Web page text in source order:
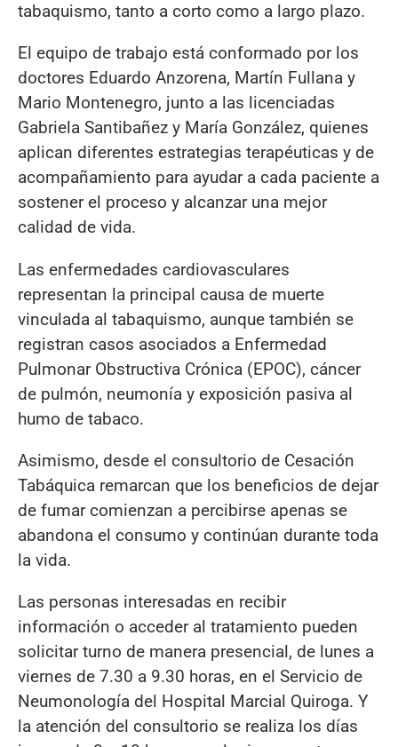
tabaquismo, tanto a corto como a largo plazo.
El equipo de trabajo está conformado por los
doctores Eduardo Anzorena, Martín Fullana y
Mario Montenegro, junto a las licenciadas
Gabriela Santibañez y María González, quienes
aplican diferentes estrategias terapéuticas y de
acompañamiento para ayudar a cada paciente a
sostener el proceso y alcanzar una mejor
calidad de vida.
Las enfermedades cardiovasculares
representan la principal causa de muerte
vinculada al tabaquismo, aunque también se
registran casos asociados a Enfermedad
Pulmonar Obstructiva Crónica (EPOC), cáncer
de pulmón, neumonía y exposición pasiva al
humo de tabaco.
Asimismo, desde el consultorio de Cesación
Tabáquica remarcan que los beneficios de dejar
de fumar comienzan a percibirse apenas se
abandona el consumo y continúan durante toda
la vida.
Las personas interesadas en recibir
información o acceder al tratamiento pueden
solicitar turno de manera presencial, de lunes a
viernes de 7.30 a 9.30 horas, en el Servicio de
Neumonología del Hospital Marcial Quiroga. Y
la atención del consultorio se realiza los días